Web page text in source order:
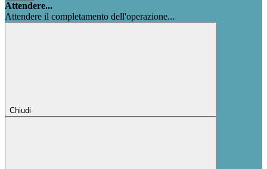
Attendere...
Attendere il completamento dell'operazione...
Chiudi